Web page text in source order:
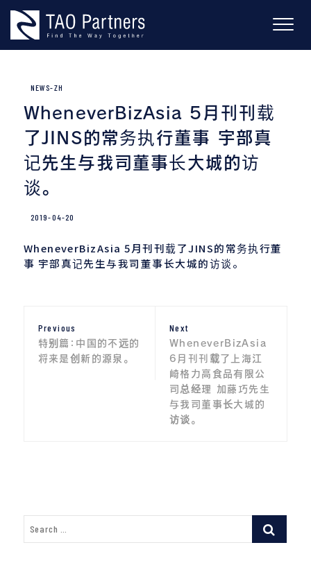
content
NEWS-ZH
WheneverBizAsia 5月刊刊载
了JINS的常务执行董事 宇部真
记先生与我司董事长大城的访
谈。
2019-04-20
WheneverBizAsia 5月刊刊载了JINS的常务执行董
事 宇部真记先生与我司董事长大城的访谈。
章
导
Previous
post:
特别篇：中国的不远的
将来是创新的源泉。
Next
post:
WheneverBizAsia
6月刊刊载了上海江
崎格力高食品有限公
司总经理 加藤巧先生
与我司董事长大城的
访谈。